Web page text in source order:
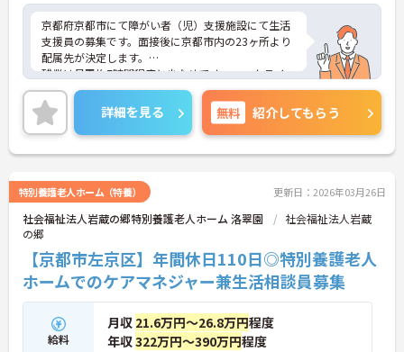
京都府京都市にて障がい者（児）支援施設にて生活
支援員の募集です。面接後に京都市内の23ヶ所より
配属先が決定します。
残業は月平均7時間程度と少なめです。ワークライフ
バランスを保ちながらご勤務いただけます。また、
研修制度が充実しています。働きながらスキルアッ
プが目指せる環境です。
ご興味のある方には、面接対策ポイントなど、さら
に詳細をご案内しますのでお気軽にご相談くださ
詳細を見る 無料 紹介してもらう
特別養護老人ホーム（特養） 更新日：2026年03月26日
社会福祉法人岩蔵の郷特別養護老人ホーム 洛翠園
社会福祉法人岩蔵
の郷
【京都市左京区】年間休日110日◎特別養護老人
ホームでのケアマネジャー兼生活相談員募集
給料
月収 21.6万円～26.8万円程度
年収322万円～390万円程度